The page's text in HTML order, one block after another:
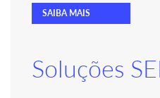
SAIBA MAIS
Soluções